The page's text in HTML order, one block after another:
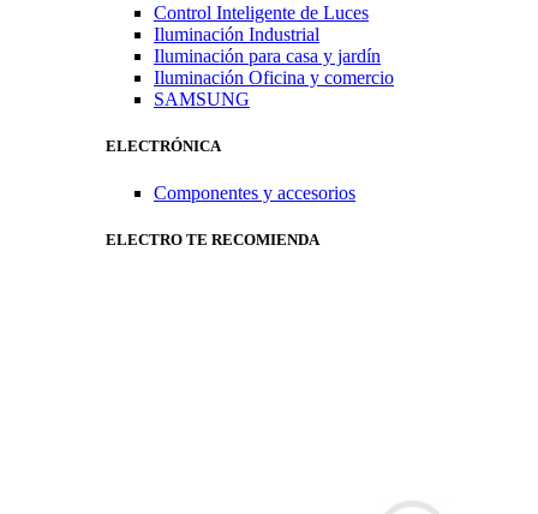
Control Inteligente de Luces
Iluminación Industrial
Iluminación para casa y jardín
Iluminación Oficina y comercio
SAMSUNG
ELECTRÓNICA
Componentes y accesorios
ELECTRO TE RECOMIENDA